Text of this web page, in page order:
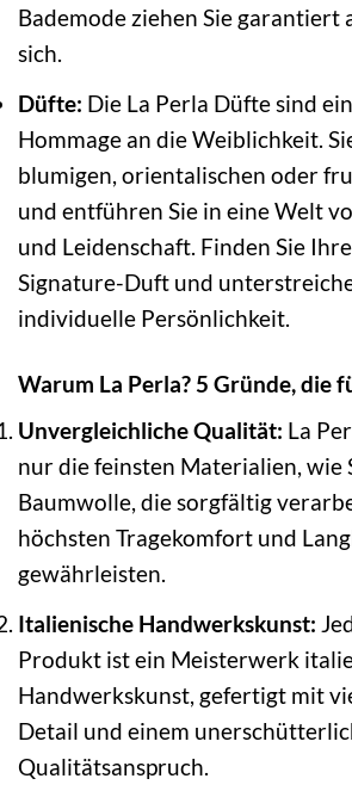
Bademode ziehen Sie garantiert
sich.
Düfte: Die La Perla Düfte sind
Hommage an die Weiblichkeit.
blumigen, orientalischen oder
und entführen Sie in eine Welt
und Leidenschaft. Finden Sie
Signature-Duft und
individuelle Persönlichkeit.
Warum La Perla? 5 Gründe, die
Unvergleichliche Qualität: La
nur die feinsten Materialien, wie
Baumwolle, die sorgfältig
höchsten Tragekomfort und
gewährleisten.
Italienische Handwerkskunst:
Produkt ist ein Meisterwerk
Handwerkskunst, gefertigt mit
Detail und einem
Qualitätsanspruch.